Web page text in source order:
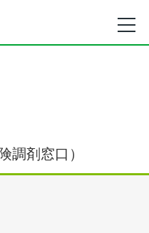
調剤窓口）